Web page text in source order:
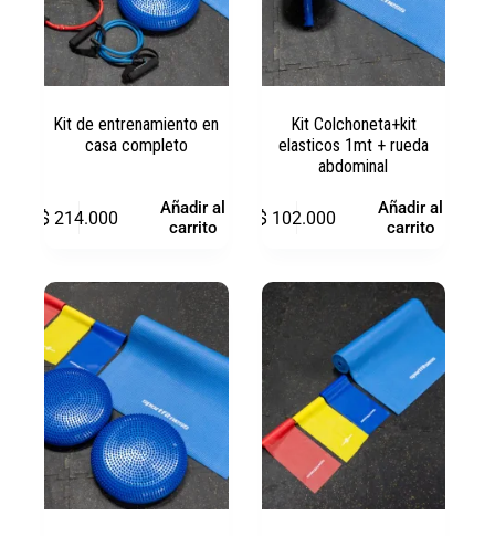
Kit de entrenamiento en
casa completo
$ 214.000
Añadir al
carrito
Kit Colchoneta+kit
elasticos 1mt + rueda
abdominal
$102.000
Añadir al
carrito